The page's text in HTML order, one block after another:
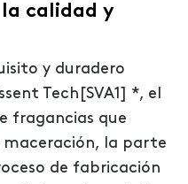
la calidad y
y duradero
Tech [SVA1]
*, el
fragancias que
la parte
de fabricación